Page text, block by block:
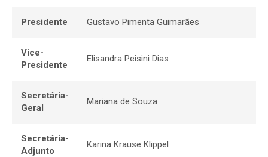
Presidente Gustavo Pimenta Guimarães
Vice-
Presidente
Elisandra Peisini Dias
Secretária-
Geral
Mariana de Souza
Secretária-
Adjunto
Karina Krause Klippel